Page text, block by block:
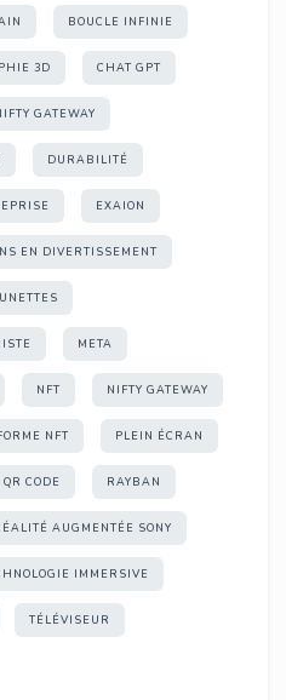
BOUCLE INFINIE
3D CHAT GPT
GATEWAY
DURABILITÉ
EXAION
EN DIVERTISSEMENT
META
NFT NIFTY GATEWAY
NFT PLEIN ÉCRAN
QR CODE RAYBAN
AUGMENTÉE SONY
IMMERSIVE
TÉLÉVISEUR